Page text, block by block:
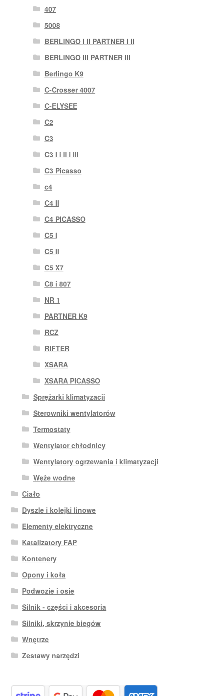
407
5008
BERLINGO I II PARTNER I II
BERLINGO III PARTNER III
Berlingo K9
C-Crosser 4007
C-ELYSEE
C2
C3
C3 I i II i III
C3 Picasso
c4
C4 II
C4 PICASSO
C5 I
C5 II
C5 X7
C8 i 807
NR 1
PARTNER K9
RCZ
RIFTER
XSARA
XSARA PICASSO
Sprężarki klimatyzacji
Sterowniki wentylatorów
Termostaty
Wentylator chłodnicy
Wentylatory ogrzewania i klimatyzacji
Węże wodne
Ciało
Dyszle i kolejki linowe
Elementy elektryczne
Katalizatory FAP
Kontenery
Opony i koła
Podwozie i osie
Silnik - części i akcesoria
Silniki, skrzynie biegów
Wnętrze
Zestawy narzędzi